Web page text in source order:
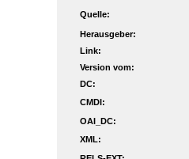
Quelle:
Herausgeber:
Link:
Version vom:
DC:
CMDI:
OAI_DC:
XML: